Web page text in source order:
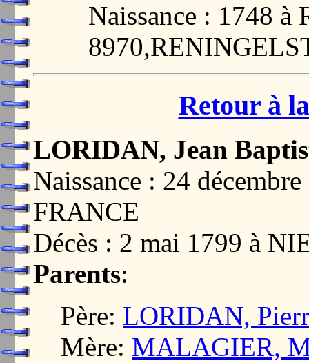
Naissance : 1748 à
Retour à
LORIDAN, Jean
Naissance : 24
FRANCE
Décès : 2 mai 1799 à
Parents:
Père: LORIDAN,
Mère: MALAGIER,